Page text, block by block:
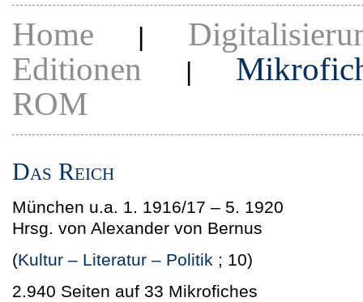
Home |
Editionen |
ROM
Das Reich
München u.a. 1. 1916/17 – 5. 1920
Hrsg. von Alexander von Bernus
(Kultur – Literatur – Politik ; 10)
2.940 Seiten auf 33 Mikrofiches